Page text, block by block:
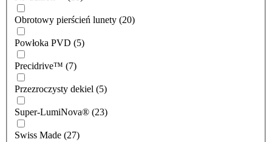
Obrotowy pierścień lunety (20)
Powłoka PVD (5)
Precidrive™ (7)
Przezroczysty dekiel (5)
Super-LumiNova® (23)
Swiss Made (27)